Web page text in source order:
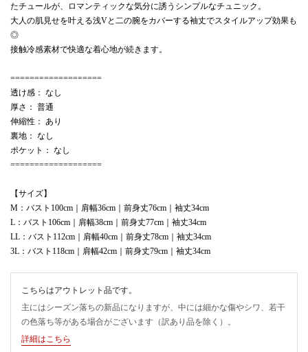
たチュールが、ロマンティックな気分に誘うシンプルなチュニック。
大人の肌見せを叶える浅Vと二の腕をカバーする袖丈でスタイルアップ効果も
◎
接触冷感素材で快適な着心地が続きます。
===================
透け感： なし
厚さ： 普通
伸縮性： あり
裏地： なし
ポケット： なし
===================
【サイズ】
M：バスト100cm｜肩幅36cm｜前身丈76cm｜袖丈34cm
L：バスト106cm｜肩幅38cm｜前身丈77cm｜袖丈34cm
LL：バスト112cm｜肩幅40cm｜前身丈78cm｜袖丈34cm
3L：バスト118cm｜肩幅42cm｜前身丈79cm｜袖丈34cm
こちらはアウトレット品です。
主にはシーズン落ちの新品になりますが、中には細かな傷やシワ、若干
の色落ち等がある場合がございます（訳あり品を除く）。
詳細はこちら